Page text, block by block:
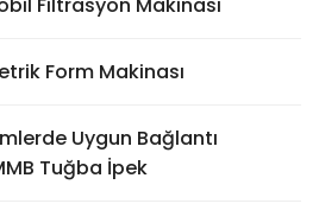
Form Makinası
Uygun Bağlantı
Tuğba İpek